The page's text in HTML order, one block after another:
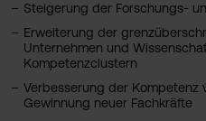
Steigerung der Forschungs-
Erweiterung der
Unternehmen und
Kompetenzclustern
Verbesserung der Kompetenz
Gewinnung neuer Fachkräfte